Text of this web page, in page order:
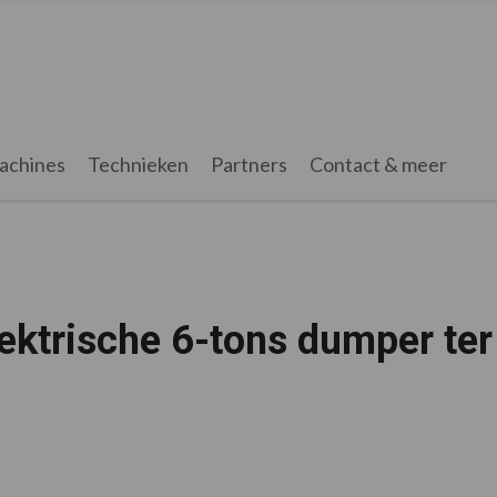
Technieken Partners Contact & meer
6-tons dumper ter